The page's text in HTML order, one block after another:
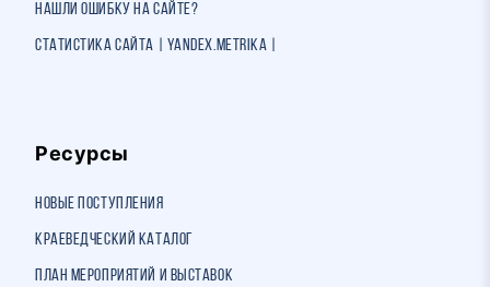
Нашли ошибку на сайте?
Статистика сайта | Yandex.Metrika |
Ресурсы
Новые поступления
Краеведческий каталог
План мероприятий и выставок